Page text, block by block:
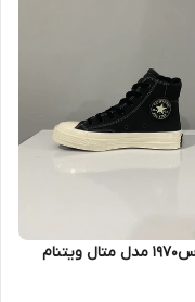
کانورس۱۹۷۰ مدل متال ویتنام